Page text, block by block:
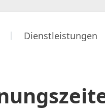
Dienstleistungen